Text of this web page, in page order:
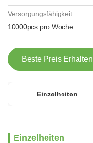
Versorgungsfähigkeit:
10000pcs pro Woche
Beste Preis Erhalten
Einzelheiten
Einzelheiten